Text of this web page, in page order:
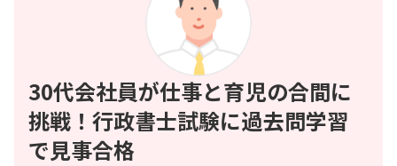
30代会社員が仕事と育児の合間に
挑戦！行政書士試験に過去問学習
で見事合格